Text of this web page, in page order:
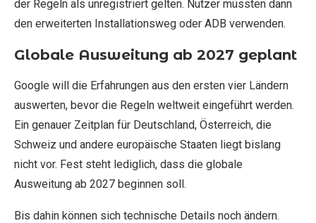
der Regeln als unregistriert gelten. Nutzer müssten dann
den erweiterten Installationsweg oder ADB verwenden.
Globale Ausweitung ab 2027 geplant
Google will die Erfahrungen aus den ersten vier Ländern
auswerten, bevor die Regeln weltweit eingeführt werden.
Ein genauer Zeitplan für Deutschland, Österreich, die
Schweiz und andere europäische Staaten liegt bislang
nicht vor. Fest steht lediglich, dass die globale
Ausweitung ab 2027 beginnen soll.
Bis dahin können sich technische Details noch ändern.